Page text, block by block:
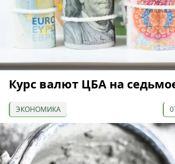
Курс валют ЦБА на
ЭКОНОМИКА